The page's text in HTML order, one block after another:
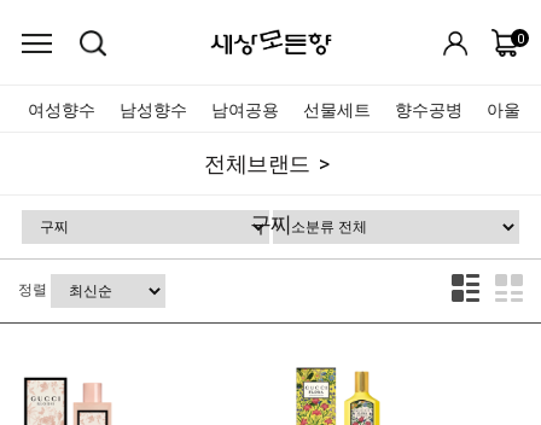
0
여성향수 남성향수 남여공용 선물세트 향수공병 아울렛
전체브랜드
구찌
정렬